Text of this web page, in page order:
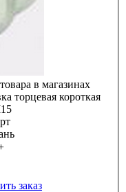
в магазинах
торцевая короткая
заказ